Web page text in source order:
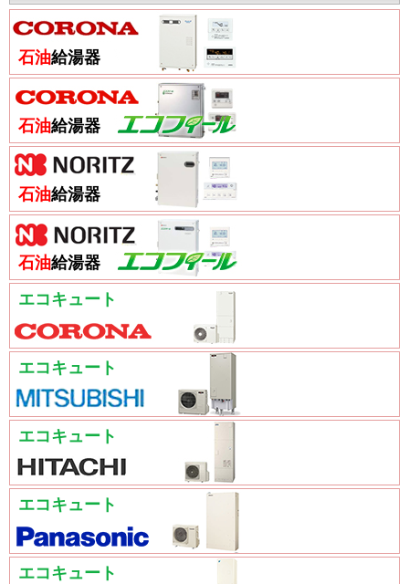
石油給湯器
石油給湯器
石油給湯器
石油給湯器
エコキュート
エコキュート
エコキュート
エコキュート
エコキュート